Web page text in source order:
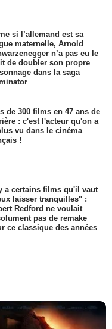
si l’allemand est sa
maternelle, Arnold
n’a pas eu le
de doubler son propre
dans la saga
de 300 films en 47 ans de
: c'est l'acteur qu'on a
vu dans le cinéma
!
a certains films qu'il vaut
laisser tranquilles" :
Redford ne voulait
pas de remake
ce classique des années